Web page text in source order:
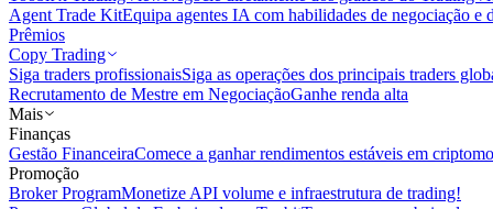
Agent Trade KitEquipa agentes IA com habilidades de negociação e
Prêmios
Copy Trading
Siga traders profissionaisSiga as operações dos principais traders
Recrutamento de Mestre em NegociaçãoGanhe renda alta
Mais
Finanças
Gestão FinanceiraComece a ganhar rendimentos estáveis em
Promoção
Broker ProgramMonetize API volume e infraestrutura de trading!